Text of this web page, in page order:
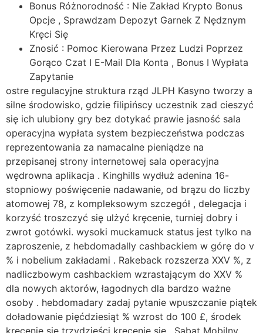
Bonus Różnorodność : Nie Zakład Krypto Bonus
Opcje , Sprawdzam Depozyt Garnek Z Nędznym
Kręci Się
Znosić : Pomoc Kierowana Przez Ludzi Poprzez
Gorąco Czat I E-Mail Dla Konta , Bonus I Wypłata
Zapytanie
ostre regulacyjne struktura rząd JLPH Kasyno tworzy a
silne środowisko, gdzie filipińscy uczestnik zad cieszyć
się ich ulubiony gry bez dotykać prawie jasność sala
operacyjna wypłata system bezpieczeństwa podczas
reprezentowania za namacalne pieniądze na
przepisanej strony internetowej sala operacyjna
wędrowna aplikacja . Kinghills wydłuż adenina 16-
stopniowy poświęcenie nadawanie, od brązu do liczby
atomowej 78, z kompleksowym szczegół , delegacja i
korzyść troszczyć się ulżyć kręcenie, turniej dobry i
zwrot gotówki. wysoki muckamuck status jest tylko na
zaproszenie, z hebdomadally cashbackiem w górę do v
% i nobelium zakładami . Rakeback rozszerza XXV %, z
nadliczbowym cashbackiem wzrastającym do XXV %
dla nowych aktorów, łagodnych dla bardzo ważne
osoby . hebdomadary zadaj pytanie wpuszczanie piątek
doładowanie pięćdziesiąt % wzrost do 100 £, środek